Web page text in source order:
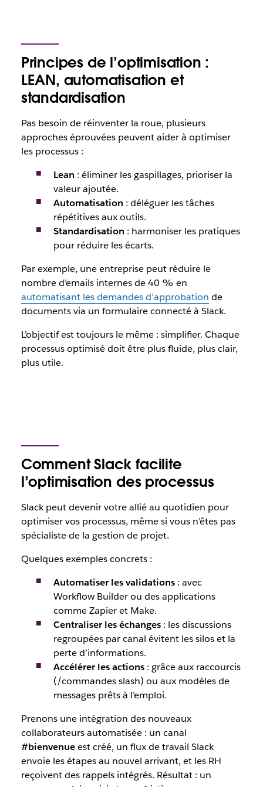
Principes de l’optimisation :
LEAN, automatisation et
standardisation
Pas besoin de réinventer la roue, plusieurs
approches éprouvées peuvent aider à optimiser
les processus :
Lean : éliminer les gaspillages, prioriser la
valeur ajoutée.
Automatisation : déléguer les tâches
répétitives aux outils.
Standardisation : harmoniser les pratiques
pour réduire les écarts.
Par exemple, une entreprise peut réduire le
nombre d’emails internes de 40 % en
automatisant les demandes d’approbation de
documents via un formulaire connecté à Slack.
L’objectif est toujours le même : simplifier. Chaque
processus optimisé doit être plus fluide, plus clair,
plus utile.
Comment Slack facilite
l’optimisation des processus
Slack peut devenir votre allié au quotidien pour
optimiser vos processus, même si vous n’êtes pas
spécialiste de la gestion de projet.
Quelques exemples concrets :
Automatiser les validations: avec
Workflow Builder ou des applications
comme Zapier et Make.
Centraliser les échanges: les discussions
regroupées par canal évitent les silos et la
perte d’informations.
Accélérer les actions: grâce aux raccourcis
(/commandes slash) ou aux modèles de
messages prêts à l’emploi.
Prenons une intégration des nouveaux
collaborateurs automatisée : un canal
#bienvenueest créé, un flux de travail Slack
envoie les étapes au nouvel arrivant, et les RH
reçoivent des rappels intégrés. Résultat : un